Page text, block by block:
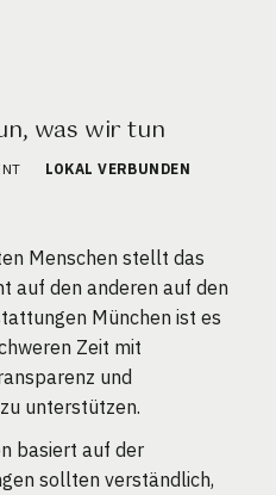
was wir tun
LOKAL VERBUNDEN
Menschen stellt das
auf den anderen auf den
München ist es
Zeit mit
und
unterstützen.
basiert auf der
sollten verständlich,